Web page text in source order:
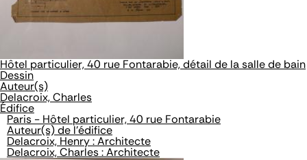
Hôtel particulier, 40 rue Fontarabie, détail de la salle de bain
Dessin
Auteur(s)
Delacroix, Charles
Édifice
Paris - Hôtel particulier, 40 rue Fontarabie
Auteur(s) de l'édifice
Delacroix, Henry : Architecte
Delacroix, Charles : Architecte